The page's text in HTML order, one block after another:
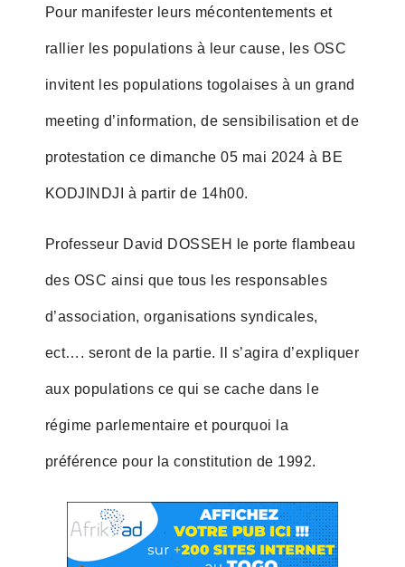
Pour manifester leurs mécontentements et
rallier les populations à leur cause, les OSC
invitent les populations togolaises à un grand
meeting d’information, de sensibilisation et de
protestation ce dimanche 05 mai 2024 à BE
KODJINDJI à partir de 14h00.
Professeur David DOSSEH le porte flambeau
des OSC ainsi que tous les responsables
d’association, organisations syndicales,
ect…. seront de la partie. Il s’agira d’expliquer
aux populations ce qui se cache dans le
régime parlementaire et pourquoi la
préférence pour la constitution de 1992.